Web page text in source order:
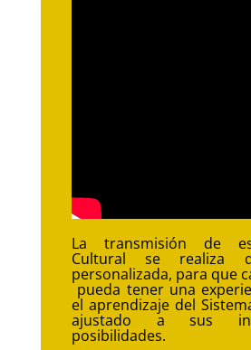
La transmisión de
Cultural se realiza
personalizada, para que
pueda tener una
el aprendizaje del
ajustado a sus
posibilidades.